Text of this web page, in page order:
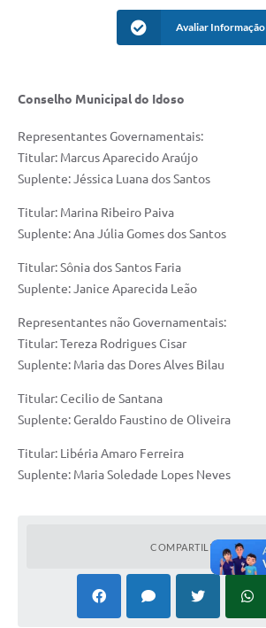
Avaliar Informação
Conselho Municipal do Idoso
Representantes Governamentais:
Titular: Marcus Aparecido Araújo
Suplente: Jéssica Luana dos Santos
Titular: Marina Ribeiro Paiva
Suplente: Ana Júlia Gomes dos Santos
Titular: Sônia dos Santos Faria
Suplente: Janice Aparecida Leão
Representantes não Governamentais:
Titular: Tereza Rodrigues Cisar
Suplente: Maria das Dores Alves Bilau
Titular: Cecilio de Santana
Suplente: Geraldo Faustino de Oliveira
Titular: Libéria Amaro Ferreira
Suplente: Maria Soledade Lopes Neves
COMPARTILHAR